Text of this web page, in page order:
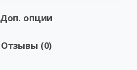
Доп. опции
Отзывы (0)